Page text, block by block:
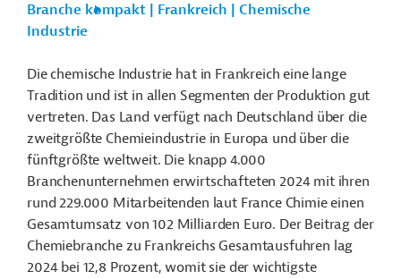
Branche kompakt | Frankreich | Chemische
Industrie
Die chemische Industrie hat in Frankreich eine lange
Tradition und ist in allen Segmenten der Produktion gut
vertreten. Das Land verfügt nach Deutschland über die
zweitgrößte Chemieindustrie in Europa und über die
fünftgrößte weltweit. Die knapp 4.000
Branchenunternehmen erwirtschafteten 2024 mit ihren
rund 229.000 Mitarbeitenden laut France Chimie einen
Gesamtumsatz von 102 Milliarden Euro. Der Beitrag der
Chemiebranche zu Frankreichs Gesamtausfuhren lag
2024 bei 12,8 Prozent, womit sie der wichtigste